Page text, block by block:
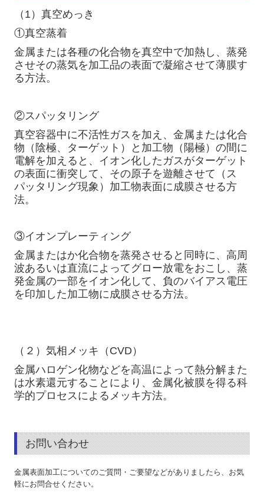
（1）真空めっき
①真空蒸着
金属または各種の化合物を真空中で加熱し、蒸発
させその蒸気を加工品の表面で凝縮させて薄膜す
る方法。
②スパッタリング
真空容器中に不活性ガスを加え、金属または化合
物（陰極、ターゲット）と加工物（陽極）の間に
電解を加えると、イオン化したガスがターゲット
の表面に衝突して、その原子を遊離させて（ス
パッタリング現象）加工物表面に成膜させる方
法。
③イオンプレーティング
金属またはか化合物を蒸発させると同時に、高周
波あるいは直流によってグロー放電をおこし、蒸
発金属の一部をイオン化して、負のバイアス電圧
を印加した加工物に成膜させる方法。
（２）気相メッキ（CVD）
金属ハロゲン化物などを高温によって熱分解また
は水素還元することにより、金属化被膜を得る科
学的プロセスによるメッキ方法。
お問い合わせ
金属表面加工についてのご質問・ご要望などがありましたら、お気
軽にお問合せください。